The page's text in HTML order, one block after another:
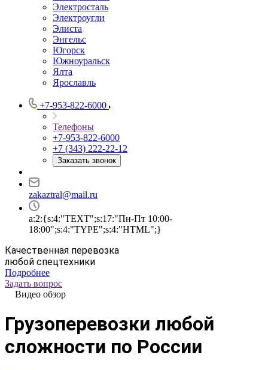
Электросталь
Электроугли
Элиста
Энгельс
Югорск
Южноуральск
Ялта
Ярославль
+7-953-822-6000
Телефоны
+7-953-822-6000
+7 (343) 222-22-12
Заказать звонок
zakaztral@mail.ru
a:2:{s:4:"TEXT";s:17:"Пн-Пт 10:00-
18:00";s:4:"TYPE";s:4:"HTML";}
Качественная перевозка
любой спецтехники
Подробнее
Задать вопрос
Видео обзор
Грузоперевозки любой
сложности по России